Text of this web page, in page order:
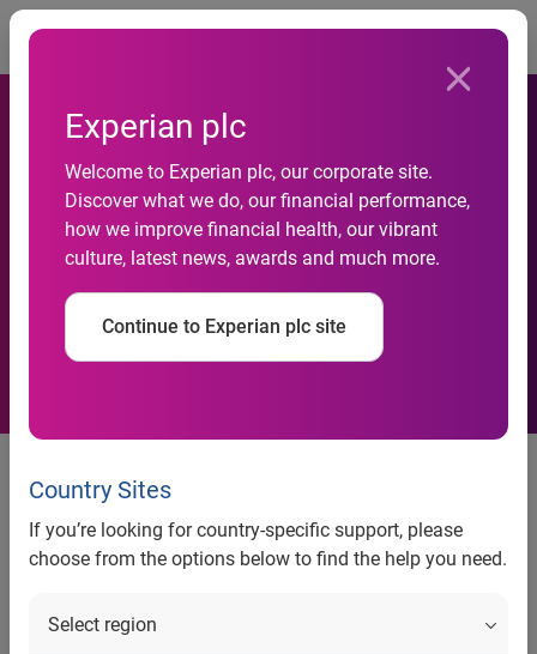
Experian plc
Welcome to Experian plc, our corporate site.
Discover what we do, our financial performance,
how we improve financial health, our vibrant
culture, latest news, awards and much more.
Continue to Experian plc site
Country Sites
If you’re looking for country-specific support, please
choose from the options below to find the help you need.
Empresários mostram
otimismo com os seus
negócios no início do
governo Dilma, diz Serasa
Experian
Pesquisa Serasa Experian de
Expectativa Empresarial – 1º
Trimestre 2011
1º Trimestre 2011